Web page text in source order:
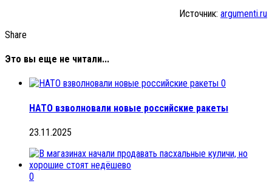
Источник: argumenti.ru
Share
Это вы еще не читали...
0
НАТО взволновали новые российские ракеты
23.11.2025
0